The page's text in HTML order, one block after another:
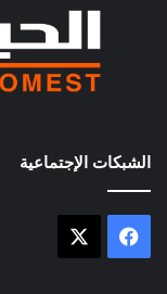
الشبكات الإجتماعية
فيسبوك